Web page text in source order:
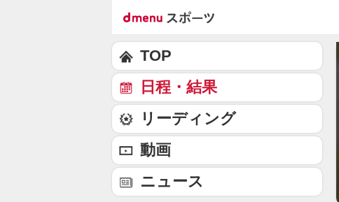
TOP
日程・結果
リーディング
動画
ニュース